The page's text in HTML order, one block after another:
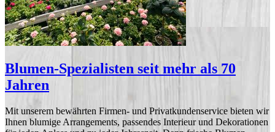
Blumen-Spezialisten seit mehr als 70
Jahren
Mit unserem bewährten Firmen- und Privatkundenservice bieten wir
Ihnen blumige Arrangements, passendes Interieur und Dekorationen